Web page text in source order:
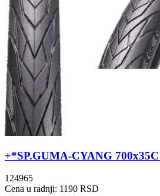
+*SP.GUMA-CYANG 700x35C
124965
Cena u radnji: 1190 RSD